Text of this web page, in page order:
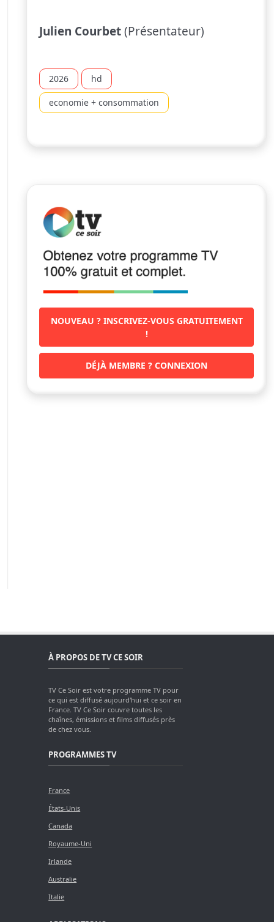
Julien Courbet(Présentateur)
2026 hd
economie + consommation
NOUVEAU ? INSCRIVEZ-VOUS GRATUITEMENT
!
DÉJÀ MEMBRE ? CONNEXION
À PROPOS DE TV CE SOIR
TV Ce Soir est votre programme TV pour
ce qui est diffusé aujourd'hui et ce soir en
France. TV Ce Soir couvre toutes les
chaînes, émissions et films diffusés près
de chez vous.
PROGRAMMES TV
France
États-Unis
Canada
Royaume-Uni
Irlande
Australie
Italie